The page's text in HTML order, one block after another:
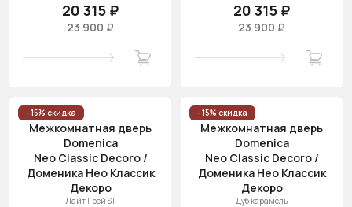
20 315 ₽
23 900 ₽
20 315 ₽
23 900 ₽
- 15% скидка
Межкомнатная дверь
Domenica
Neo Classic Decoro /
Доменика Нео Классик
Декоро
Лайт Грей ST
- 15% скидка
Межкомнатная дверь
Domenica
Neo Classic Decoro /
Доменика Нео Классик
Декоро
Дуб карамель